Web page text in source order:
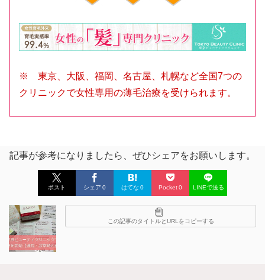
※ 東京、大阪、福岡、名古屋、札幌など全国7つの
クリニックで女性専用の薄毛治療を受けられます。
記事が参考になりましたら、ぜひシェアをお願いします。
ポスト シェア 0 はてな 0 Pocket0 LINEで送る
この記事のタイトルとURLをコピーする